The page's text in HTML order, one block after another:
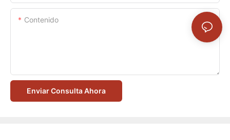
Contenido
Enviar Consulta Ahora